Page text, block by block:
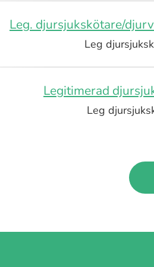
Leg. djursjukskötare/
Leg
Legitimerad
Leg